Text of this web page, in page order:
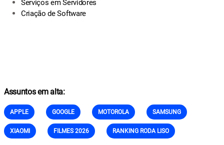
Serviços em Servidores
Criação de Software
Assuntos em alta:
APPLE GOOGLE MOTOROLA SAMSUNG
XIAOMI FILMES 2026 RANKING RODA LISO